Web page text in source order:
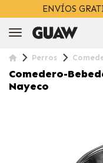
ENVÍOS
Perros
Comedero-
Nayeco